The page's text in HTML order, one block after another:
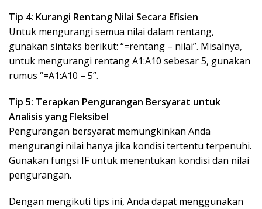
Tip 4: Kurangi Rentang Nilai Secara Efisien
Untuk mengurangi semua nilai dalam rentang,
gunakan sintaks berikut: “=rentang – nilai”. Misalnya,
untuk mengurangi rentang A1:A10 sebesar 5, gunakan
rumus “=A1:A10 – 5”.
Tip 5: Terapkan Pengurangan Bersyarat untuk
Analisis yang Fleksibel
Pengurangan bersyarat memungkinkan Anda
mengurangi nilai hanya jika kondisi tertentu terpenuhi.
Gunakan fungsi IF untuk menentukan kondisi dan nilai
pengurangan.
Dengan mengikuti tips ini, Anda dapat menggunakan